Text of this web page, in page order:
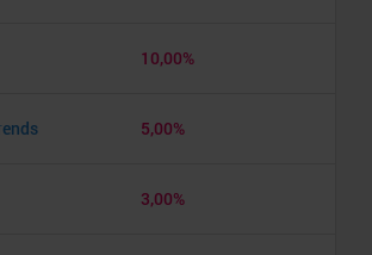
10,00%
5,00%
3,00%